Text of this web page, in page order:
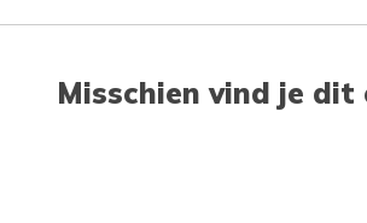
Misschien vind je dit